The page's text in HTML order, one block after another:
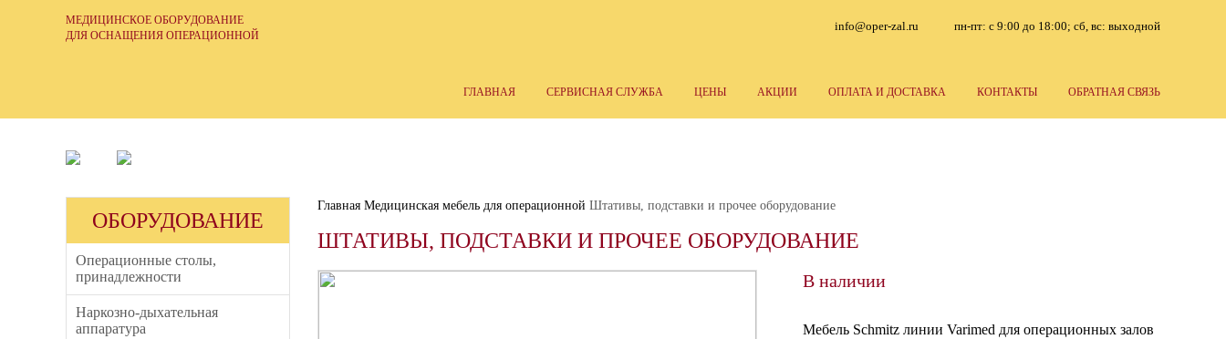
МЕДИЦИНСКОЕ ОБОРУДОВАНИЕ
ДЛЯ ОСНАЩЕНИЯ ОПЕРАЦИОННОЙ
info@oper-zal.ru пн-пт: с 9:00 до 18:00; сб, вс: выходной
ГЛАВНАЯ СЕРВИСНАЯ СЛУЖБА ЦЕНЫ АКЦИИ ОПЛАТА И ДОСТАВКА КОНТАКТЫ ОБРАТНАЯ СВЯЗЬ
СОБСТВЕННАЯ
СЕРВИСНАЯ
СЛУЖБА
Операционные столы,
принадлежности
Наркозно-дыхательная
аппаратура
Главная Медицинская мебель для операционной Штативы, подставки и прочее оборудование
ШТАТИВЫ, ПОДСТАВКИ И ПРОЧЕЕ ОБОРУДОВАНИЕ
В наличии
Мебель Schmitz линии Varimed для операционных залов